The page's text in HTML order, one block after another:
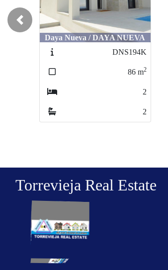
Torrevieja / Playa del Cura
3391
88 m2
2
2
Previous
Torrevieja Real Estate